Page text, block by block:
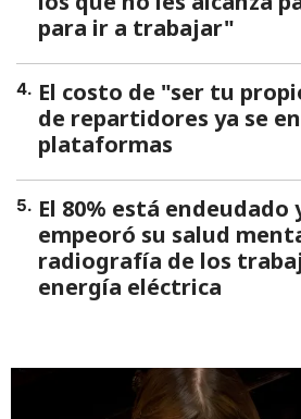
para ir a trabajar"
4. El costo de "ser tu
de repartidores ya se
plataformas
5. El 80% está endeudado
empeoró su salud
radiografía de los
energía eléctrica